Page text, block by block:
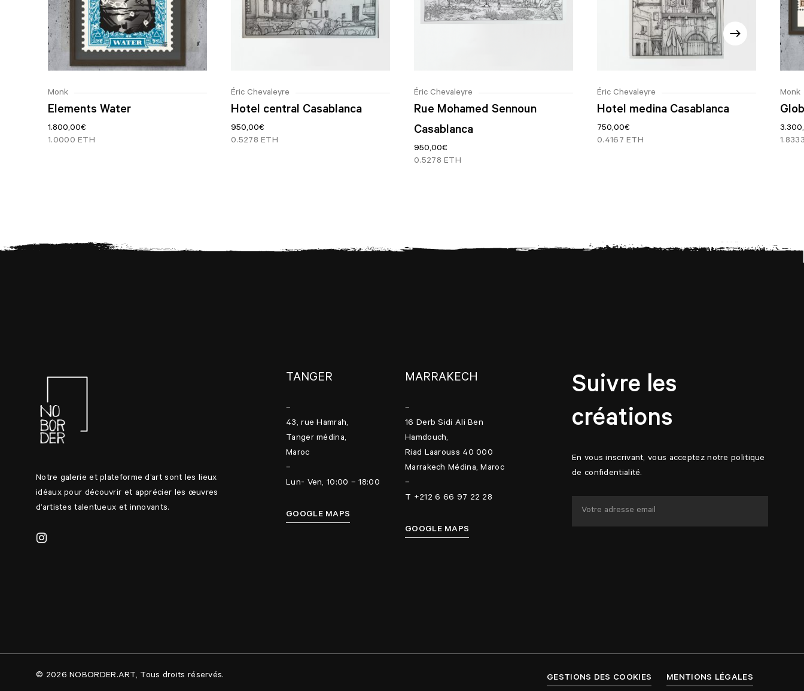
Monk
Elements Water
1.800,00€
1.0000 ETH
Éric Chevaleyre
Hotel central Casablanca
950,00€
0.5278 ETH
Éric Chevaleyre
Rue Mohamed Sennoun
Casablanca
950,00€
0.5278 ETH
Éric Chevaleyre
Hotel medina Casablanca
750,00€
0.4167 ETH
Monk
Notre galerie et plateforme d’art sont les lieux
idéaux pour découvrir et apprécier les œuvres
d’artistes talentueux et innovants.
TANGER
–
43, rue Hamrah,
Tanger médina,
Maroc
–
Lun- Ven, 10:00 – 18:00
GOOGLE MAPS
MARRAKECH
–
16 Derb Sidi Ali Ben
Hamdouch,
Riad Laarouss 40 000
Marrakech Médina, Maroc
–
T +212 6 66 97 22 28
GOOGLE MAPS
Suivre les
créations
En vous inscrivant, vous acceptez notre politique
de confidentialité.
© 2026 NOBORDER.ART, Tous droits réservés. GESTIONS DES COOKIES MENTIONS LÉGALES